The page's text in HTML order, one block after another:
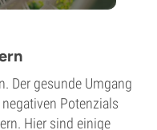
Der gesunde Umgang
Potenzials
Hier sind einige